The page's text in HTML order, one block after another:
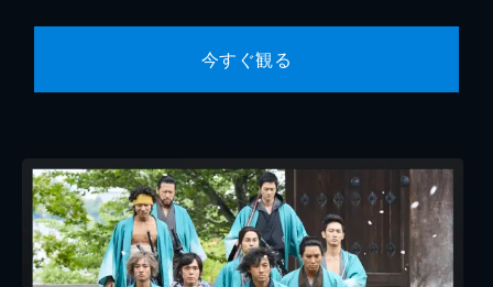
今すぐ観る